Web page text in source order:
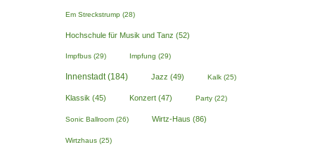
Em Streckstrump(28)
Hochschule für Musik und Tanz (52)
Impfbus(29) Impfung (29)
Innenstadt(184) Jazz (49) Kalk(25)
Klassik (45) Konzert(47) Party(22)
Sonic Ballroom(26) Wirtz-Haus (86)
Wirtzhaus(25)